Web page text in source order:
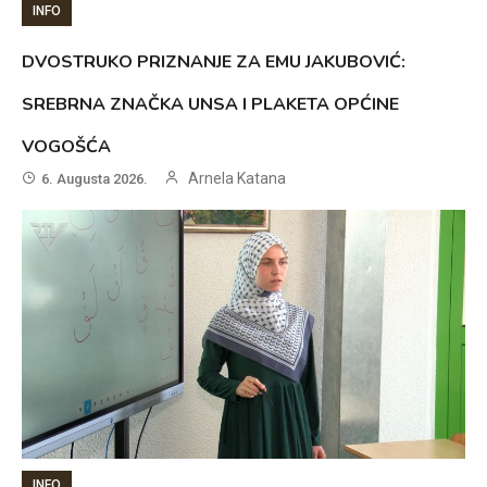
INFO
DVOSTRUKO PRIZNANJE ZA EMU JAKUBOVIĆ:
SREBRNA ZNAČKA UNSA I PLAKETA OPĆINE
VOGOŠĆA
6. Augusta 2026. Arnela Katana